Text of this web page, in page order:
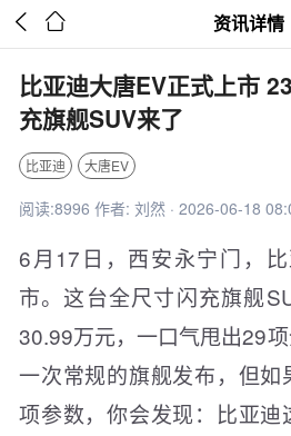
  资讯详情
比亚迪大唐EV正式上市
充旗舰SUV来了
比亚迪 大唐EV
阅读:8996 作者: 刘然 · 2026-06-18
6月17日，西安永宁门，
市。这台全尺寸闪充旗舰
30.99万元，一口气甩出29
一次常规的旗舰发布，但
项参数，你会发现：比亚迪